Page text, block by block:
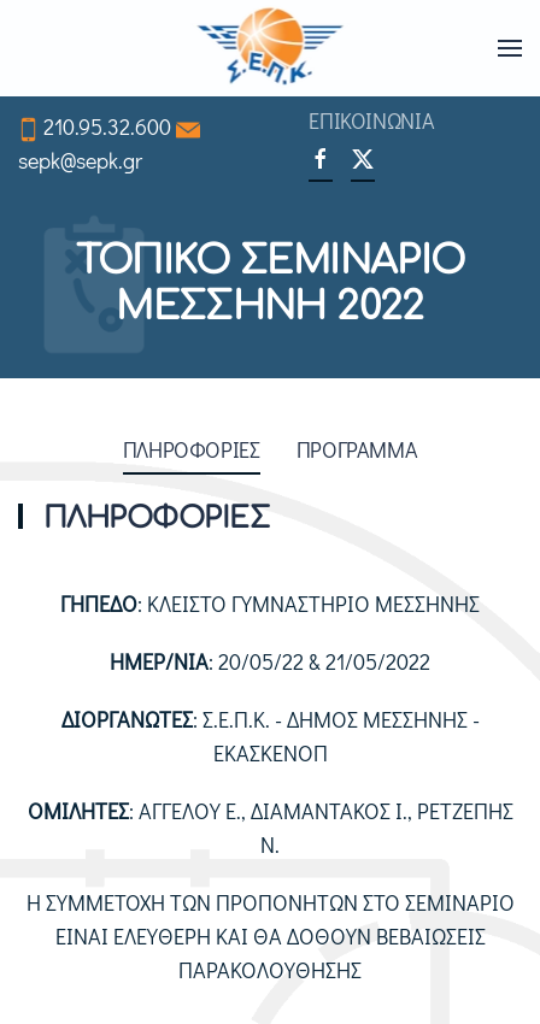
to
main
content
210.95.32.600
sepk@sepk.gr
ΕΠΙΚΟΙΝΩΝΙΑ
ΤΟΠΙΚΟ ΣΕΜΙΝΑΡΙΟ
ΜΕΣΣΗΝΗ 2022
ΠΛΗΡΟΦΟΡΙΕΣ ΠΡΟΓΡΑΜΜΑ
ΠΛΗΡΟΦΟΡΙΕΣ
ΓΗΠΕΔΟ: ΚΛΕΙΣΤΟ ΓΥΜΝΑΣΤΗΡΙΟ ΜΕΣΣΗΝΗΣ
ΗΜΕΡ/ΝΙΑ: 20/05/22 & 21/05/2022
ΔΙΟΡΓΑΝΩΤΕΣ: Σ.Ε.Π.Κ. - ΔΗΜΟΣ ΜΕΣΣΗΝΗΣ -
ΕΚΑΣΚΕΝΟΠ
ΟΜΙΛΗΤΕΣ: ΑΓΓΕΛΟΥ Ε., ΔΙΑΜΑΝΤΑΚΟΣ Ι., ΡΕΤΖΕΠΗΣ
Ν.
Η ΣΥΜΜΕΤΟΧΗ ΤΩΝ ΠΡΟΠΟΝΗΤΩΝ ΣΤΟ ΣΕΜΙΝΑΡΙΟ
ΕΙΝΑΙ ΕΛΕΥΘΕΡΗ ΚΑΙ ΘΑ ΔΟΘΟΥΝ ΒΕΒΑΙΩΣΕΙΣ
ΠΑΡΑΚΟΛΟΥΘΗΣΗΣ